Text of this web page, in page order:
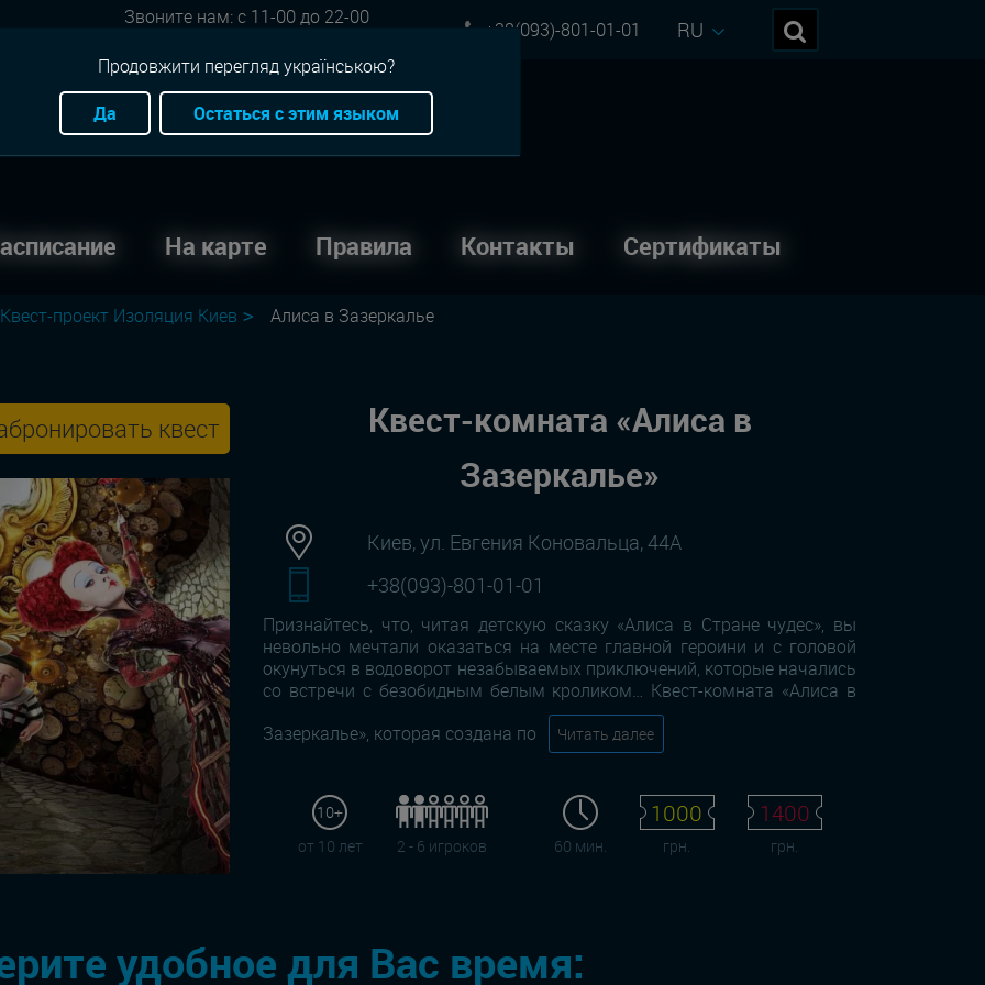
Звоните нам: с 11-00 до 22-00
+38(093)-801-01-01 RU
На карте Правила Контакты Сертификаты
Квест-проект Изоляция Киев Алиса в Зазеркалье
квест
Квест-комната «Алиса в
Зазеркалье»
Киев, ул. Евгения Коновальца, 44А
+38(093)-801-01-01
Признайтесь, что, читая детскую сказку «Алиса в Стране чудес», вы
невольно мечтали оказаться на месте главной героини и с головой
окунуться в водоворот незабываемых приключений, которые начались
со встречи с безобидным белым кроликом… Квест-комната «Алиса в
Зазеркалье», которая создана по
Читать далее
10+
от 10 лет
2 - 6 игроков 60 мин.
1000
грн.
1400
грн.
удобное для Вас время:
Продовжити перегляд українською?
Да
Остаться с этим языком